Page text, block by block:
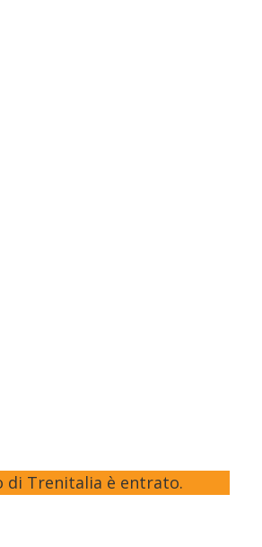
di Trenitalia è entrato.